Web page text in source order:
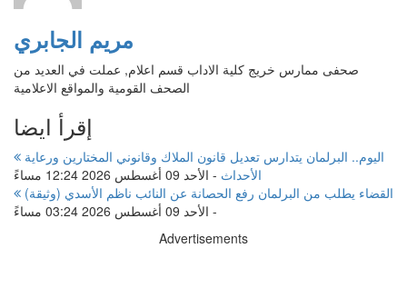
مريم الجابري
صحفى ممارس خريج كلية الاداب قسم اعلام, عملت في العديد من
الصحف القومية والمواقع الاعلامية
إقرأ ايضا
الأحداث - الأحد 09 أغسطس 2026 12:24 مساءً
القضاء يطلب من البرلمان رفع الحصانة عن النائب ناظم الأسدي (وثيقة)
- الأحد 09 أغسطس 2026 03:24 مساءً
Advertisements